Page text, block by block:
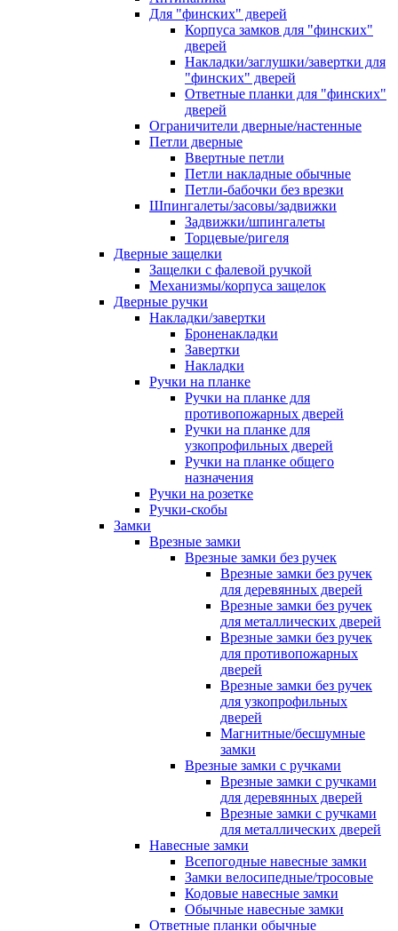
Для "финских" дверей
Корпуса замков для "финских"
дверей
Накладки/заглушки/завертки для
"финских" дверей
Ответные планки для "финских"
дверей
Ограничители дверные/настенные
Петли дверные
Ввертные петли
Петли накладные обычные
Петли-бабочки без врезки
Шпингалеты/засовы/задвижки
Задвижки/шпингалеты
Торцевые/ригеля
Дверные защелки
Защелки с фалевой ручкой
Механизмы/корпуса защелок
Дверные ручки
Накладки/завертки
Броненакладки
Завертки
Накладки
Ручки на планке
Ручки на планке для
противопожарных дверей
Ручки на планке для
узкопрофильных дверей
Ручки на планке общего
назначения
Ручки на розетке
Ручки-скобы
Замки
Врезные замки
Врезные замки без ручек
Врезные замки без ручек
для деревянных дверей
Врезные замки без ручек
для металлических дверей
Врезные замки без ручек
для противопожарных
дверей
Врезные замки без ручек
для узкопрофильных
дверей
Магнитные/бесшумные
замки
Врезные замки с ручками
Врезные замки с ручками
для деревянных дверей
Врезные замки с ручками
для металлических дверей
Навесные замки
Всепогодные навесные замки
Замки велосипедные/тросовые
Кодовые навесные замки
Обычные навесные замки
Ответные планки обычные